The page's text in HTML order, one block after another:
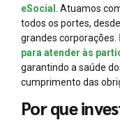
eSocial
. Atuamos
todos os portes,
grandes corporações.
para atender às
garantindo a saúde
cumprimento das
Por que